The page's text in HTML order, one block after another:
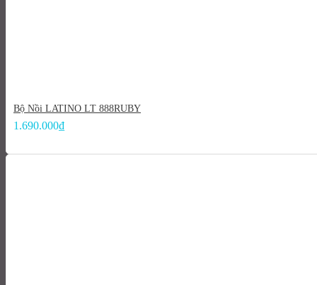
Bộ Nồi LATINO LT 888RUBY
1.690.000₫